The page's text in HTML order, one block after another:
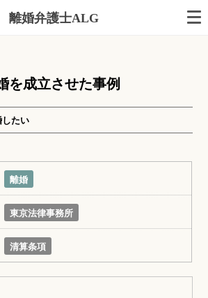
離婚弁護士ALG
を成立させた事例
たい
離婚
東京法律事務所
清算条項